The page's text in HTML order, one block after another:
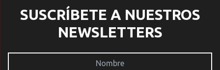
SUSCRÍBETE A NUESTROS
NEWSLETTERS